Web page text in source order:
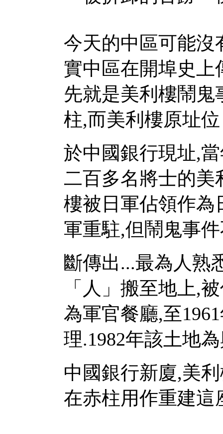
今天的中區可能沒
實中區在開埠史上
先就是美利樓鬧鬼
柱,而美利樓原址位
於中國銀行現址,
二百多名將士的美
樓被日軍佔領作為
軍重駐,但鬧鬼事
斷傳出...最為人熟
「人」搬至地上,
為軍官餐廳,至
理.1982年該土地
中國銀行新廈,美
在赤柱用作重建這